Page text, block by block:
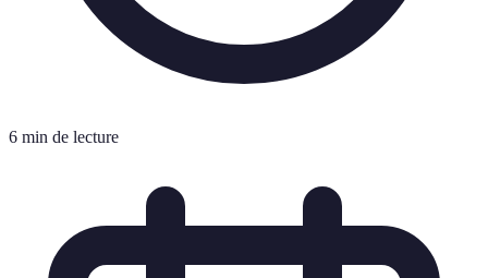
6 min de lecture